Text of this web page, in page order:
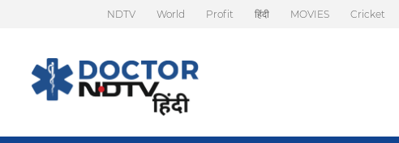
NDTV World Profit हिंदी MOVIES Cricket